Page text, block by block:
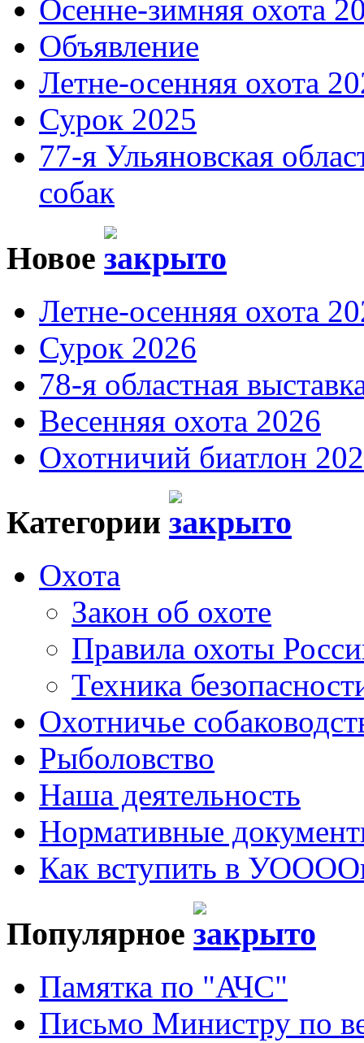
Осенне-зимняя охота
Объявление
Летне-осенняя охота
Сурок 2025
77-я Ульяновская
собак
Новое
Летне-осенняя охота
Сурок 2026
78-я областная
Весенняя охота 2026
Охотничий биатлон
Категории
Охота
Закон об охоте
Правила охоты
Техника
Охотничье
Рыболовство
Наша деятельность
Нормативные
Как вступить в
Популярное
Памятка по "АЧС"
Письмо Министру по